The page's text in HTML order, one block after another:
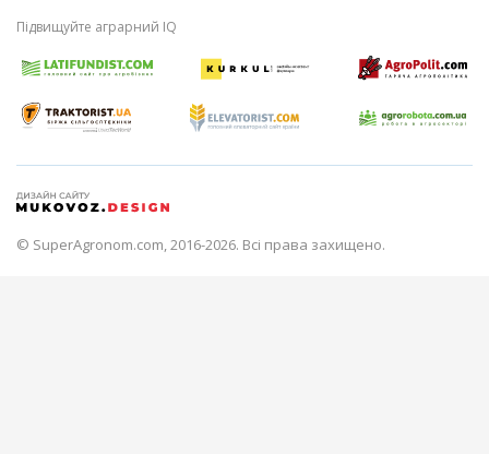
Підвищуйте аграрний IQ
© SuperAgronom.com, 2016-2026. Всі права захищено.